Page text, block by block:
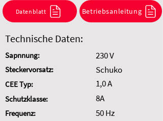
Kombination anzufragen.
Datenblatt Betriebsanleitung
Technische Daten:
Sapnnung:
Steckervorsatz:
CEE Typ:
Schutzklasse:
Frequenz:
230 V
Schuko
1,0 A
8A
50 Hz